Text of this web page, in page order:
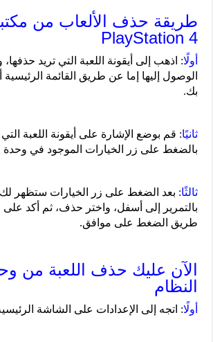
طريقة حذف الألعاب من
PlayStation 4
أولًا: اذهب إلى أيقونة اللعبة التي تريد
الوصول إليها إما عن طريق القائمة الرئيسية
بك.
ثانيًا: قم بوضع الإشارة على أيقونة اللعبة
بالضغط على زر الخيارات الموجود في وحدة
ثالثًا: بعد الضغط على زر الخيارات ستظهر لك
بالتمرير إلى أسفل، واختر حذف، ثم أكد
طريق الضغط على موافق.
الآن عليك حذف اللعبة من
النظام
أولًا: اتجه إلى الإعدادات على الشاشة